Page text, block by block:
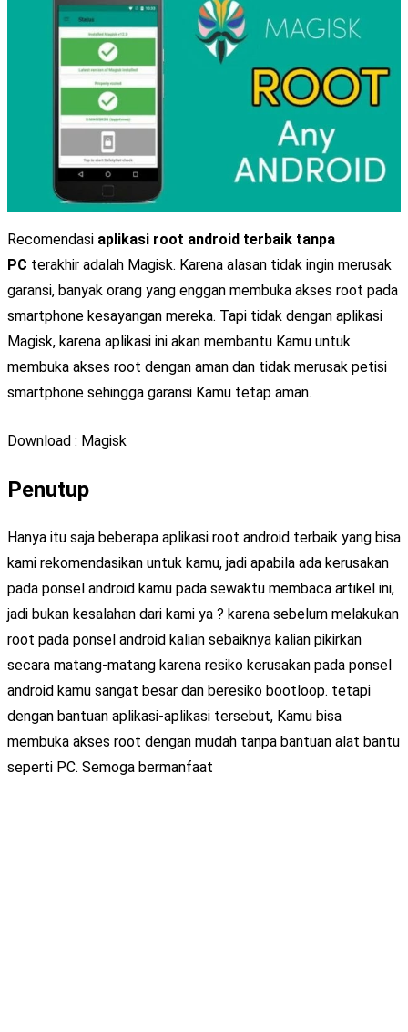
Recomendasi aplikasi root android terbaik tanpa
PC terakhir adalah Magisk. Karena alasan tidak ingin merusak
garansi, banyak orang yang enggan membuka akses root pada
smartphone kesayangan mereka. Tapi tidak dengan aplikasi
Magisk, karena aplikasi ini akan membantu Kamu untuk
membuka akses root dengan aman dan tidak merusak petisi
smartphone sehingga garansi Kamu tetap aman.
Download : Magisk
Penutup
Hanya itu saja beberapa aplikasi root android terbaik yang bisa
kami rekomendasikan untuk kamu, jadi apabila ada kerusakan
pada ponsel android kamu pada sewaktu membaca artikel ini,
jadi bukan kesalahan dari kami ya ? karena sebelum melakukan
root pada ponsel android kalian sebaiknya kalian pikirkan
secara matang-matang karena resiko kerusakan pada ponsel
android kamu sangat besar dan beresiko bootloop. tetapi
dengan bantuan aplikasi-aplikasi tersebut, Kamu bisa
membuka akses root dengan mudah tanpa bantuan alat bantu
seperti PC. Semoga bermanfaat